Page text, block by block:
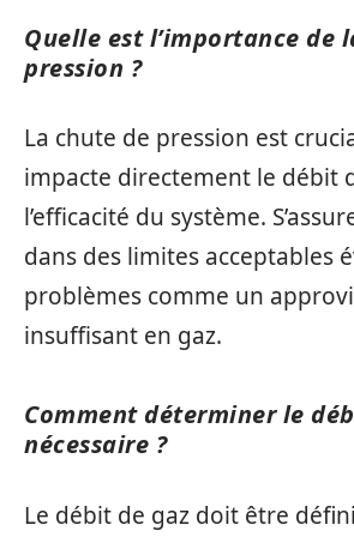
Quelle est l’importance de
pression ?
La chute de pression est
impacte directement le débit
l’efficacité du système.
dans des limites acceptables
problèmes comme un
insuffisant en gaz.
Comment déterminer le
nécessaire ?
Le débit de gaz doit être